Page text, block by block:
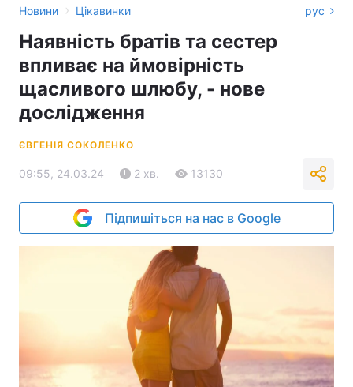
Новини › Цікавинки рус
Наявність братів та сестер
впливає на ймовірність
щасливого шлюбу, - нове
дослідження
ЄВГЕНІЯ СОКОЛЕНКО
09:55, 24.03.24 2 хв. 13130
Підпишіться на нас в Google